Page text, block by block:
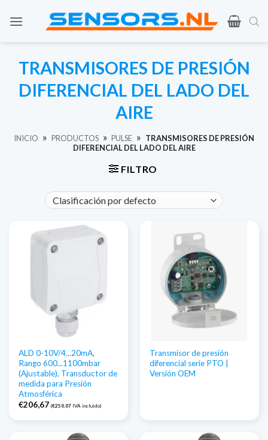
TRANSMISORES DE PRESIÓN
DIFERENCIAL DEL LADO DEL
AIRE
INICIO » PRODUCTOS » PULSE » TRANSMISORES DE PRESIÓN
DIFERENCIAL DEL LADO DEL AIRE
FILTRO
ALD 0-10V/4...20mA,
Rango 600...1100mbar
(Ajustable), Transductor de
medida para Presión
Atmosférica
€206,67 (€250,07 IVA incluido)
Transmisor de presión
diferencial serie PTO |
Versión OEM